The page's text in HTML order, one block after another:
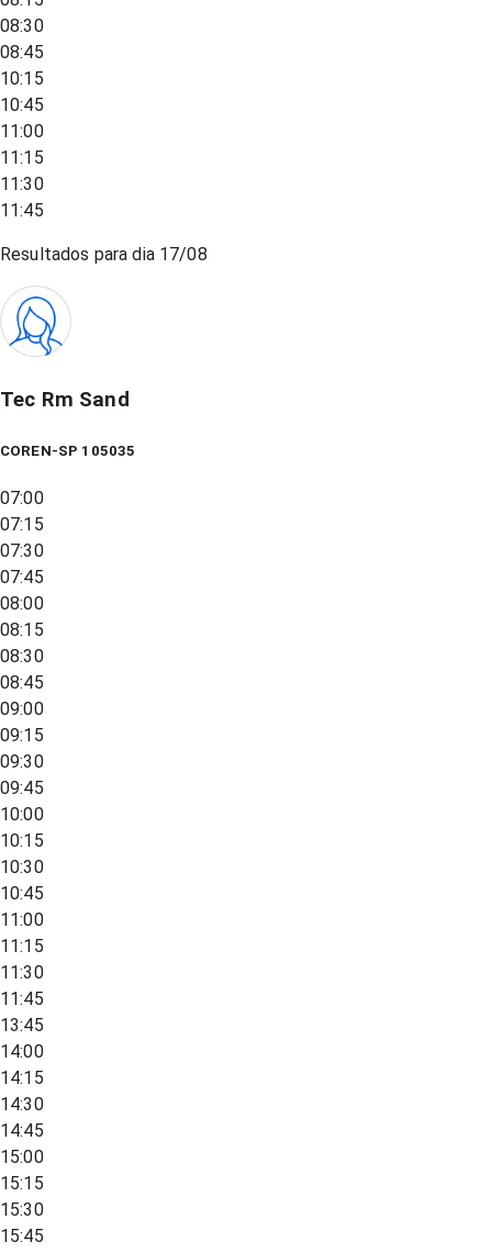
08:30
08:45
10:15
10:45
11:00
11:15
11:30
11:45
Resultados para dia 17/08
Tec Rm Sand
COREN-SP 105035
07:00
07:15
07:30
07:45
08:00
08:15
08:30
08:45
09:00
09:15
09:30
09:45
10:00
10:15
10:30
10:45
11:00
11:15
11:30
11:45
13:45
14:00
14:15
14:30
14:45
15:00
15:15
15:30
15:45